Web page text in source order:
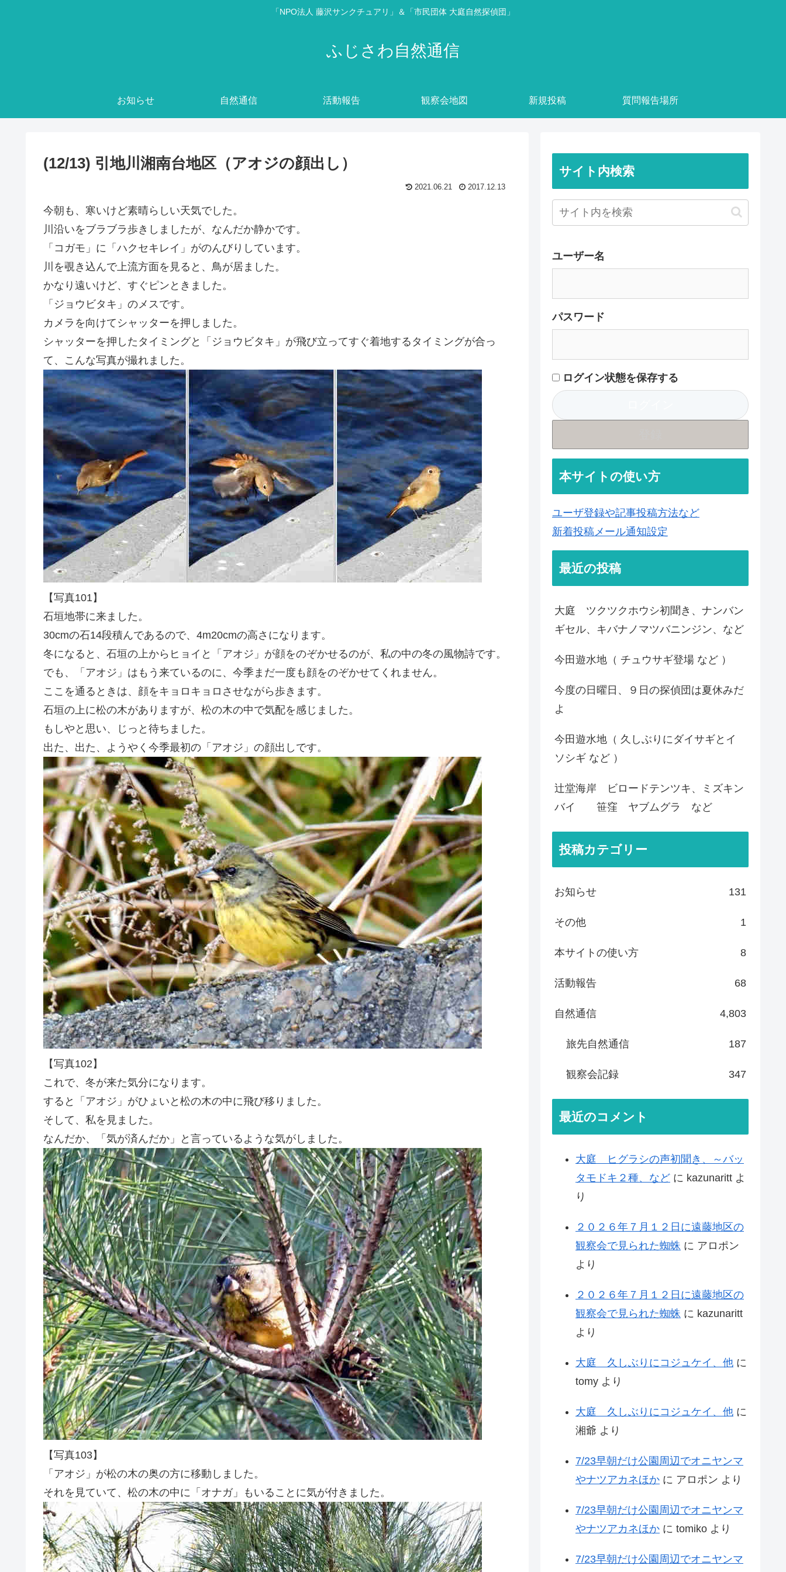
「NPO法人 藤沢サンクチュアリ」＆「市民団体 大庭自然探偵団」
ふじさわ自然通信
お知らせ 自然通信 活動報告 観察会地図 新規投稿 質問報告場所
(12/13) 引地川湘南台地区（アオジの顔出し）
2021.06.21 2017.12.13
今朝も、寒いけど素晴らしい天気でした。
川沿いをブラブラ歩きしましたが、なんだか静かです。
「コガモ」に「ハクセキレイ」がのんびりしています。
川を覗き込んで上流方面を見ると、鳥が居ました。
かなり遠いけど、すぐピンときました。
「ジョウビタキ」のメスです。
カメラを向けてシャッターを押しました。
シャッターを押したタイミングと「ジョウビタキ」が飛び立ってすぐ着地するタイミングが合っ
て、こんな写真が撮れました。
【写真101】
石垣地帯に来ました。
30cmの石14段積んであるので、4m20cmの高さになります。
冬になると、石垣の上からヒョイと「アオジ」が顔をのぞかせるのが、私の中の冬の風物詩です。
でも、「アオジ」はもう来ているのに、今季まだ一度も顔をのぞかせてくれません。
ここを通るときは、顔をキョロキョロさせながら歩きます。
石垣の上に松の木がありますが、松の木の中で気配を感じました。
もしやと思い、じっと待ちました。
出た、出た、ようやく今季最初の「アオジ」の顔出しです。
【写真102】
これで、冬が来た気分になります。
すると「アオジ」がひょいと松の木の中に飛び移りました。
そして、私を見ました。
なんだか、「気が済んだか」と言っているような気がしました。
【写真103】
「アオジ」が松の木の奥の方に移動しました。
それを見ていて、松の木の中に「オナガ」もいることに気が付きました。
サイト内検索
ユーザー名
パスワード
ログイン状態を保存する
本サイトの使い方
ユーザ登録や記事投稿方法など
新着投稿メール通知設定
最近の投稿
大庭 ツクツクホウシ初聞き、ナンバン
ギセル、キバナノマツバニンジン、など
今田遊水地（ チュウサギ登場 など ）
今度の日曜日、９日の探偵団は夏休みだ
よ
今田遊水地（ 久しぶりにダイサギとイ
ソシギ など ）
辻堂海岸 ビロードテンツキ、ミズキン
バイ 笹窪 ヤブムグラ など
投稿カテゴリー
お知らせ 131
その他 1
本サイトの使い方 8
活動報告 68
自然通信 4,803
旅先自然通信 187
観察会記録 347
最近のコメント
大庭 ヒグラシの声初聞き、～バッ
タモドキ２種、など に kazunaritt よ
り
２０２６年７月１２日に遠藤地区の
観察会で見られた蜘蛛 に アロポン
より
２０２６年７月１２日に遠藤地区の
観察会で見られた蜘蛛 に kazunaritt
より
大庭 久しぶりにコジュケイ、他 に
tomy より
大庭 久しぶりにコジュケイ、他 に
湘爺 より
7/23早朝だけ公園周辺でオニヤンマ
やナツアカネほか に アロポン より
7/23早朝だけ公園周辺でオニヤンマ
やナツアカネほか に tomiko より
7/23早朝だけ公園周辺でオニヤンマ